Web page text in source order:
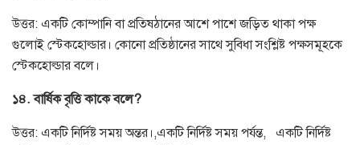
উত্তর: একটি কোম্পানি বা প্রতিষঠানের আশে পাশে জড়িত থাকা পক্ষ
গুলোই স্টেকহোল্ডার। কোনো প্রতিষ্ঠানের সাথে সুবিধা সংশ্লিষ্ট পক্ষসমূহকে
স্টেকহোল্ডার বলে।
১৪. বার্ষিক বৃত্তি কাকে বলে?
উত্তর: একটি নির্দিষ্ট সময় অন্তর।,একটি নির্দিষ্ট সময় পর্যন্ত, একটি নির্দিষ্ট